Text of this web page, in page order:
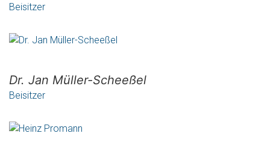
Beisitzer
Dr. Jan Müller-Scheeßel
Beisitzer